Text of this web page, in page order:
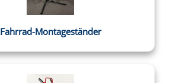
Fahrrad-Montageständer